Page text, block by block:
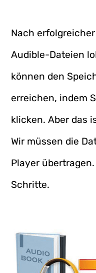
Nach
Audible-Dateien
können den
erreichen, indem
klicken. Aber das
Wir müssen die
Player
Schritte.